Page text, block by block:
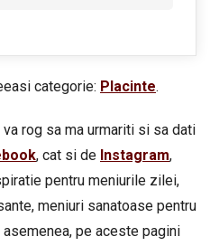
categorie: Placinte.
rog sa ma urmariti si sa dati
, cat si de Instagram,
pentru meniurile zilei,
meniuri sanatoase pentru
pe aceste pagini